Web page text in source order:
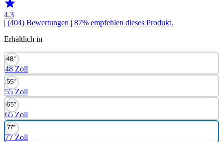
4.3
| (404) Bewertungen | 87% empfehlen dieses Produkt.
Erhältlich in
48 Zoll
55 Zoll
65 Zoll
77 Zoll